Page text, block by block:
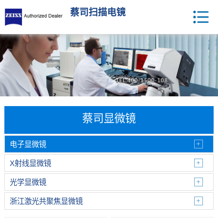
蔡司扫描电镜
蔡司显微镜
电子显微镜
X射线显微镜
光学显微镜
浙江激光共聚焦显微镜